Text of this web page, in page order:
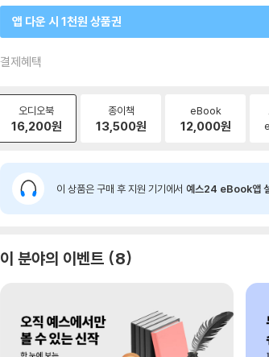
앱 다운 시 1천원 상품권
결제혜택
오디오북
16,200원
종이책
13,500원
eBook
12,000원
이 상품은 구매 후 지원 기기에서 예스24 eBook앱
이 분야의 이벤트 8